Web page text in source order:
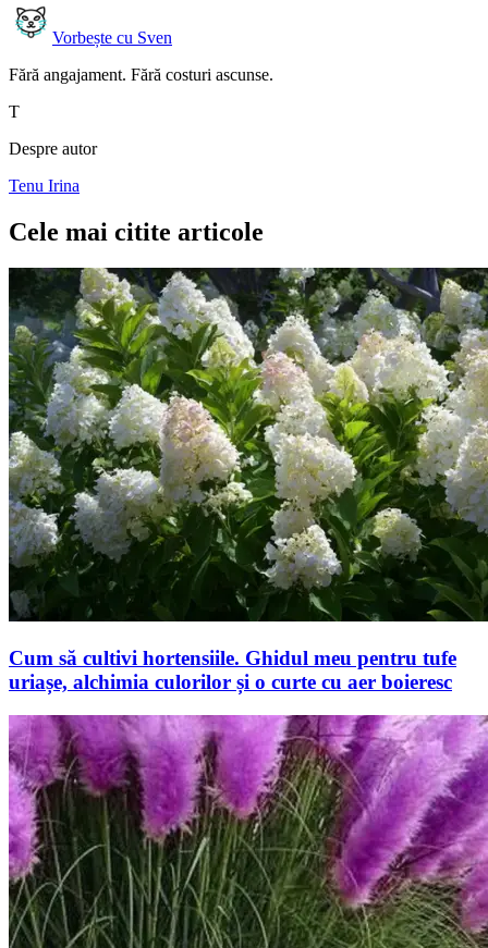
Vorbește cu Sven
Fără angajament. Fără costuri ascunse.
T
Despre autor
Tenu Irina
Cele mai citite articole
Cum să cultivi hortensiile. Ghidul meu pentru tufe
uriașe, alchimia culorilor și o curte cu aer boieresc